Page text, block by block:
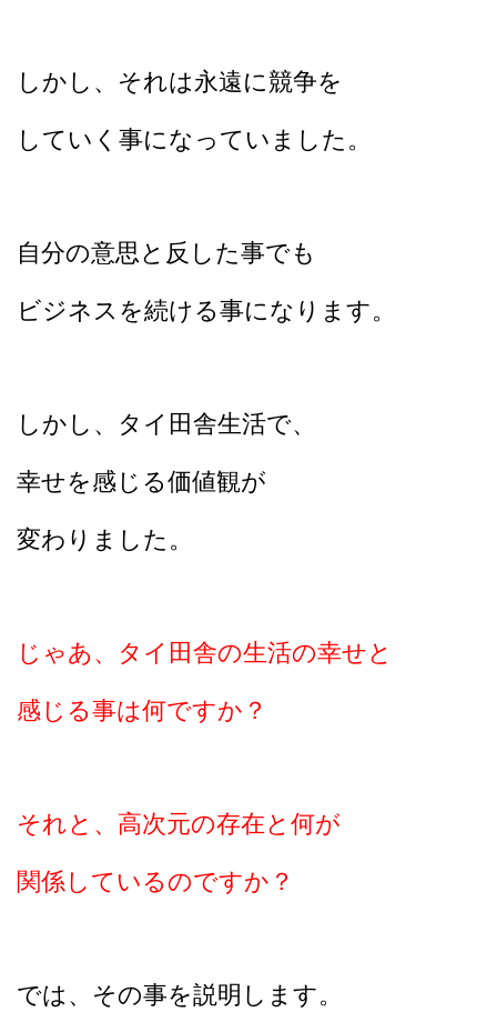
しかし、それは永遠に競争を
していく事になっていました。
自分の意思と反した事でも
ビジネスを続ける事になります。
しかし、タイ田舎生活で、
幸せを感じる価値観が
変わりました。
じゃあ、タイ田舎の生活の幸せと
感じる事は何ですか？
それと、高次元の存在と何が
関係しているのですか？
では、その事を説明します。